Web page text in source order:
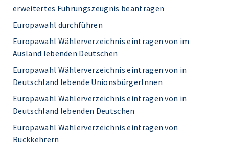
erweitertes Führungszeugnis beantragen
Europawahl durchführen
Europawahl Wählerverzeichnis eintragen von im
Ausland lebenden Deutschen
Europawahl Wählerverzeichnis eintragen von in
Deutschland lebende UnionsbürgerInnen
Europawahl Wählerverzeichnis eintragen von in
Deutschland lebenden Deutschen
Europawahl Wählerverzeichnis eintragen von
Rückkehrern